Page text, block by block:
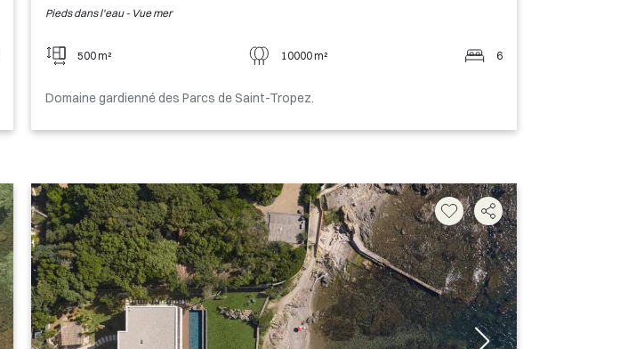
Pieds dans l'eau - Vue mer
500 m² 10000 m² 6
Domaine gardienné des Parcs de Saint-Tropez.